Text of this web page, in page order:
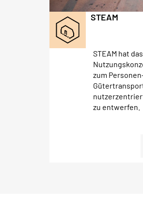
STEAM
STEAM hat
zum
zu entwerfen.